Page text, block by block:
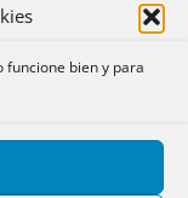
funcione bien y para
del
debido a
e